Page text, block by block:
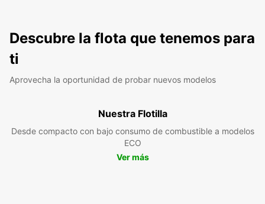
Descubre la flota que tenemos para
ti
Aprovecha la oportunidad de probar nuevos modelos
Nuestra Flotilla
Desde compacto con bajo consumo de combustible a modelos
ECO
Ver más